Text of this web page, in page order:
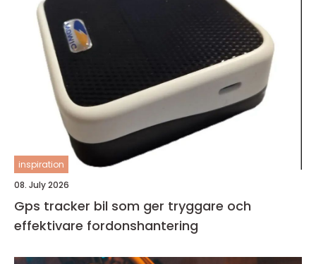
inspiration
08. July 2026
Gps tracker bil som ger tryggare och
effektivare fordonshantering